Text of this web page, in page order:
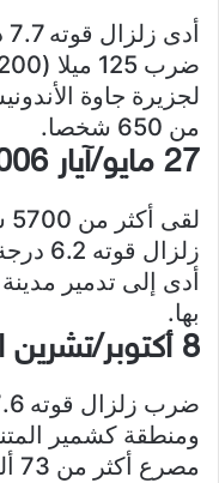
لجزيرة جاوة
من 650 شخصا.
27 مايو/آيار 2006
أدى إلى تدمير
بها.
8 أكتوبر/تشرين الأول 2005
ومنطقة كشمير
مصرع أكثر من 73 ألف شخص وتشريد الملايين.